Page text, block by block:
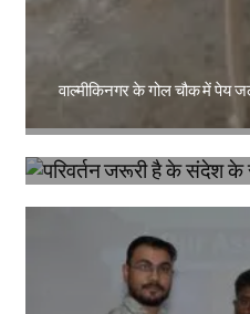
वाल्मीकिनगर के गोल चौक में
परिवर्तन जरूरी है के संदेश के साथ
Amit Lekh